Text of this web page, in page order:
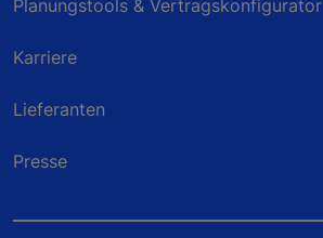
Planungstools & Vertragskonfigurator
Karriere
Lieferanten
Presse